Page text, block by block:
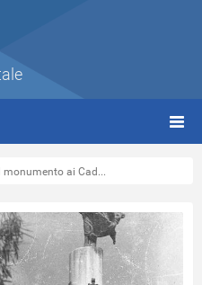
monumento ai Cad...